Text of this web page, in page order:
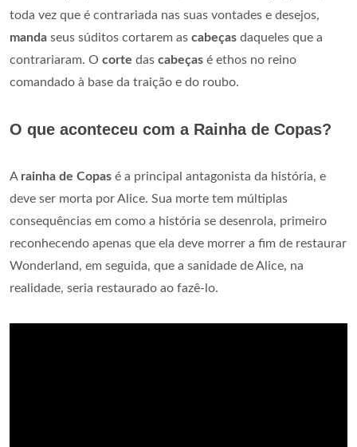
toda vez que é contrariada nas suas vontades e desejos,
manda seus súditos cortarem as cabeças daqueles que a
contrariaram. O corte das cabeças é ethos no reino
comandado à base da traição e do roubo.
O que aconteceu com a Rainha de Copas?
A rainha de Copas é a principal antagonista da história, e
deve ser morta por Alice. Sua morte tem múltiplas
consequências em como a história se desenrola, primeiro
reconhecendo apenas que ela deve morrer a fim de restaurar
Wonderland, em seguida, que a sanidade de Alice, na
realidade, seria restaurado ao fazê-lo.